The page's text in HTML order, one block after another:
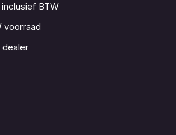
BTW
voorraad